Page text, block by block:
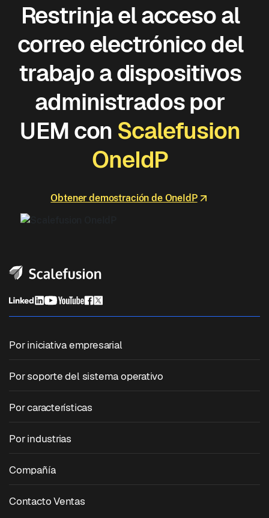
Restrinja el acceso al
correo electrónico del
trabajo a dispositivos
administrados por
UEM con Scalefusion
OneIdP
Obtener demostración de OneIdP
Por iniciativa empresarial
Software de quiosco
Traiga su propio dispositivo (BYOD)
Por soporte del sistema operativo
Gestión de iOS
Gestión de Linux
Por características
Acceso condicional
Por industrias
Compañía
Contacto Ventas